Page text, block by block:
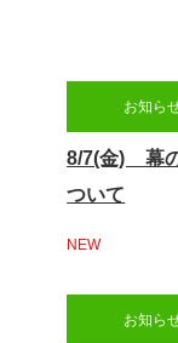
お知ら
8/7(金) 幕
ついて
NEW
お知ら